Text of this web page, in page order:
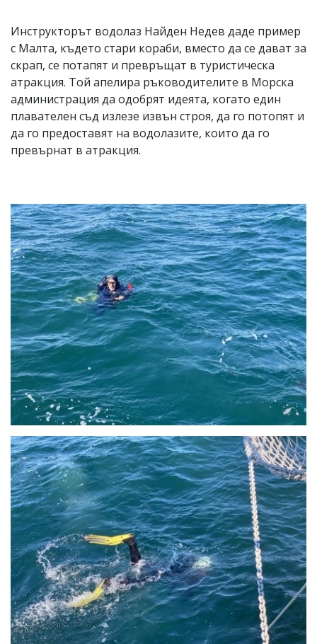
Инструкторът водолаз Найден Недев даде пример
с Малта, където стари кораби, вместо да се дават за
скрап, се потапят и превръщат в туристическа
атракция. Той апелира ръководителите в Морска
администрация да одобрят идеята, когато един
плавателен съд излезе извън строя, да го потопят и
да го предоставят на водолазите, които да го
превърнат в атракция.